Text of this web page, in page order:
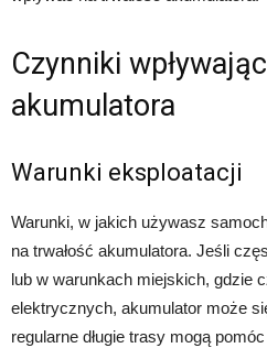
Czynniki
akumulatora
Warunki eksploatacji
Warunki, w jakich używasz
na trwałość akumulatora. Jeśli
lub w warunkach miejskich, gdzie
elektrycznych, akumulator może
regularne długie trasy mogą